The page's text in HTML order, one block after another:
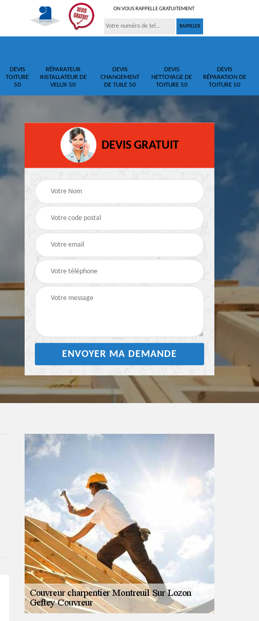
ON VOUS RAPPELLE GRATUITEMENT
DEVIS
TOITURE
50
RÉPARATEUR
INSTALLATEUR DE
VELUX 50
DEVIS
CHANGEMENT
DE TUILE 50
DEVIS
NETTOYAGE DE
TOITURE 50
DEVIS
RÉPARATION DE
TOITURE 50
DEVIS GRATUIT